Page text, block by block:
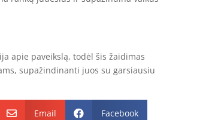
apie paveikslą, todėl šis žaidimas
supažindinanti juos su garsiausiu
 Email  Facebook